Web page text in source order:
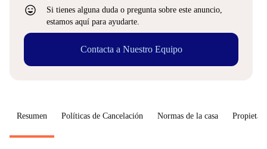
sentiment_very_satisfied
Si tienes alguna duda o pregunta sobre este anuncio,
estamos aquí para ayudarte.
Contacta a Nuestro Equipo
Resumen Políticas de Cancelación Normas de la casa